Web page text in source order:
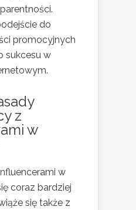
do
promocyjnych
sukcesu w
z
w
w
coraz bardziej
się także z